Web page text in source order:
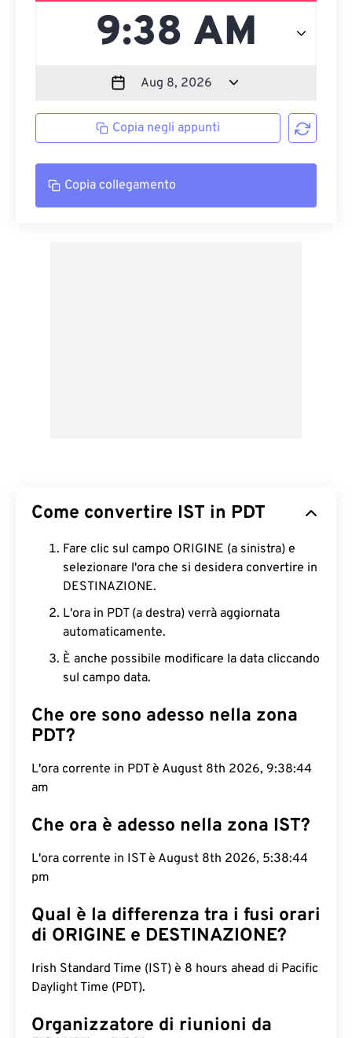
Copia negli appunti
Copia collegamento
Come convertire IST in PDT
Fare clic sul campo ORIGINE (a sinistra) e
selezionare l'ora che si desidera convertire in
DESTINAZIONE.
L'ora in PDT (a destra) verrà aggiornata
automaticamente.
È anche possibile modificare la data cliccando
sul campo data.
Che ore sono adesso nella zona
PDT?
L'ora corrente in PDT è August 8th 2026, 9:38:45
am
Che ora è adesso nella zona IST?
L'ora corrente in IST è August 8th 2026, 5:38:45
pm
Qual è la differenza tra i fusi orari
di ORIGINE e DESTINAZIONE?
Irish Standard Time (IST) è 8 hours ahead di Pacific
Daylight Time (PDT).
Organizzatore di riunioni da